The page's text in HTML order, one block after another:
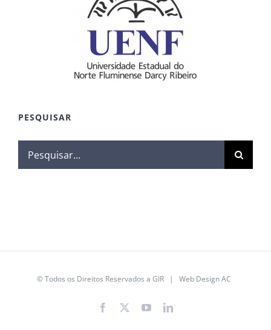
PESQUISAR
© Todos os Direitos Reservados a GIR | Web DesignAC